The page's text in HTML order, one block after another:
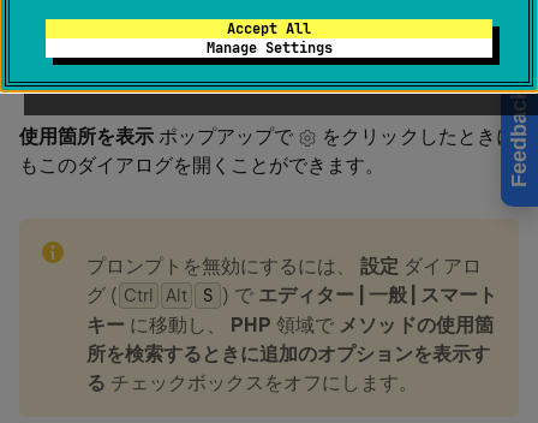
Accept All
Manage Settings
Feedback
Method Usage Search オプションを指定するためのコン
トロールについて説明します。
使用箇所を表示 ポップアップで
をクリックしたときに
もこのダイアログを開くことができます。
プロンプトを無効にするには、設定 ダイアロ
グ ( Ctrl Alt 0
S ) で エディター | 一般 | スマート
キー に移動し、 PHP 領域で メソッドの使用箇
所を検索するときに追加のオプションを表示す
る チェックボックスをオフにします。